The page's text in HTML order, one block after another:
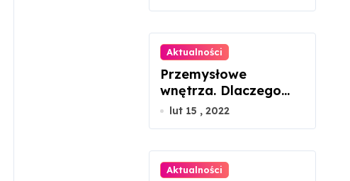
Aktualności
Przemysłowe
wnętrza. Dlaczego
łóżko metalowe
lut 15 , 2022
Aktualności